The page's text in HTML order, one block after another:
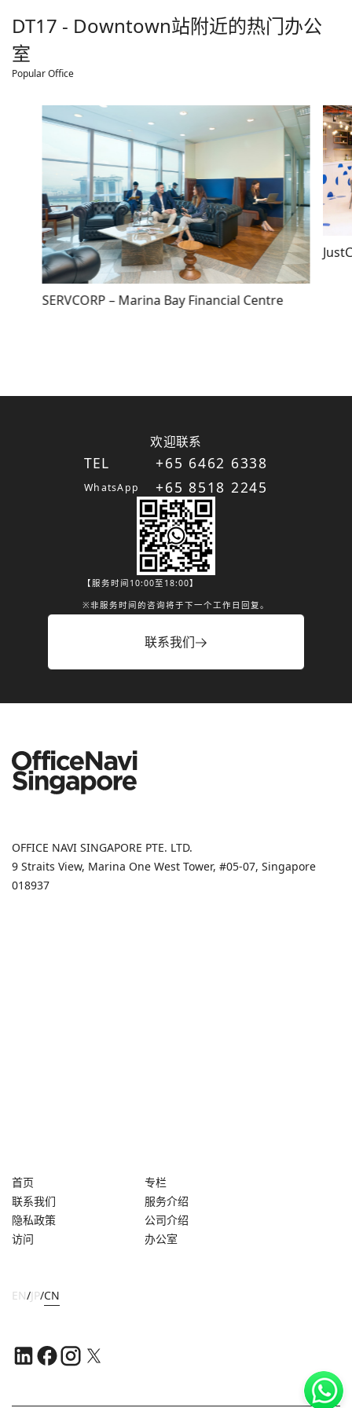
DT17 - Downtown站附近的热门办公
室
Popular Office
SERVCORP – Marina Bay Financial Centre
欢迎联系
TEL
WhatsApp
+65 6462 6338
+65 8518 2245
【服务时间10:00至18:00】
※非服务时间的咨询将于下一个工作日回复。
联系我们
OFFICE NAVI SINGAPORE PTE. LTD.
9 Straits View, Marina One West Tower, #05-07, Singapore
018937
首页
专栏
联系我们
服务介绍
隐私政策
公司介绍
访问
办公室
EN/JP/CN